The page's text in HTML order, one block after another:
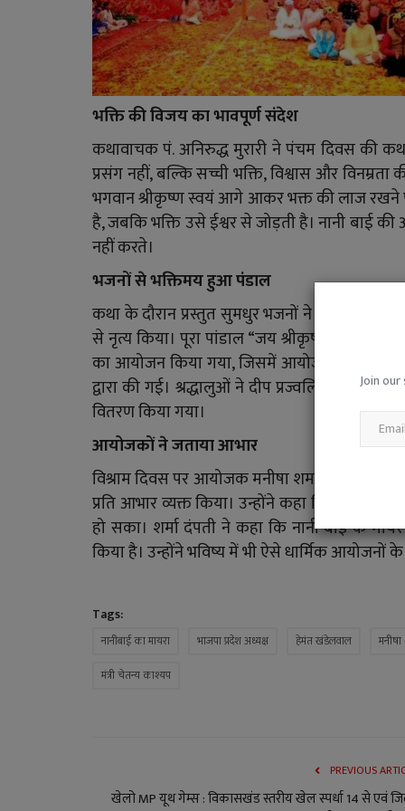
Join
भक्ति की विजय का भावपूर्ण संदेश
कथावाचक पं. अनिरुद्ध मुरारी ने पंचम दिवस की
प्रसंग नहीं, बल्कि सच्ची भक्ति, विश्वास और
भगवान श्रीकृष्ण स्वयं आगे आकर भक्त की लाज रखने
है, जबकि भक्ति उसे ईश्वर से जोड़ती है। नानी बाई
नहीं करते।
भजनों से भक्तिमय हुआ पंडाल
कथा के दौरान प्रस्तुत सुमधुर भजनों ने श्रद्धालुओं को
से नृत्य किया। पूरा पांडाल “जय श्रीकृष्ण” एवं
का आयोजन किया गया, जिसमें आयोजन समिति एवं
द्वारा की गई। श्रद्धालुओं ने दीप प्रज्वलित कर
वितरण किया गया।
आयोजकों ने जताया आभार
विश्राम दिवस पर आयोजक मनीषा शर्मा एवं श्री
प्रति आभार व्यक्त किया। उन्होंने कहा कि विभिन्न
हो सका। शर्मा दंपती ने कहा कि नानी बाई के
किया है। उन्होंने भविष्य में भी ऐसे धार्मिक आयोजनों
Tags:
नानीबाई का मायरा भाजपा प्रदेश अध्यक्ष हेमंत खंडेलवाल मनीषा
मंत्री चेतन्य काश्यप
PREVIOUS
खेलो MP यूथ गेम्स : विकासखंड स्तरीय खेल स्पर्धा 14 से एवं